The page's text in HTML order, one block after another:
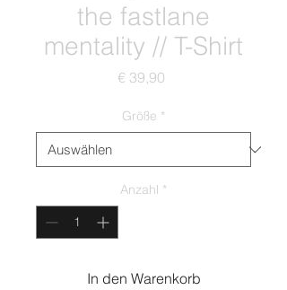
the fastlane
mentality // T-Shirt
€ 39,90
Größe *
Anzahl *
In den Warenkorb